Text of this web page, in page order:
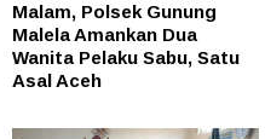
Malam, Polsek Gunung
Malela Amankan Dua
Wanita Pelaku Sabu, Satu
Asal Aceh